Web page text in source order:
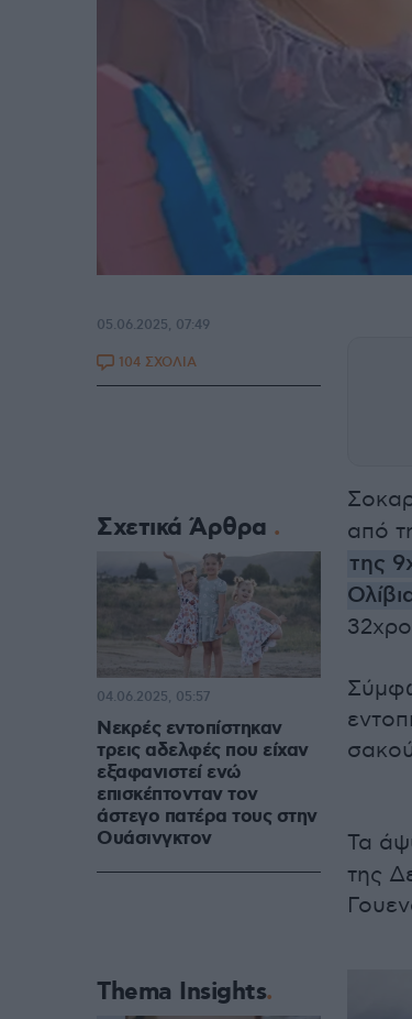
από
της
Τα
της
05.06.2025, 07:49
104 ΣΧΟΛΙΑ
Σχετικά Άρθρα
Νεκρές εντοπίστηκαν
τρεις αδελφές που είχαν
εξαφανιστεί ενώ
επισκέπτονταν τον
άστεγο πατέρα τους στην
Ουάσινγκτον
04.06.2025, 05:57
Thema Insights